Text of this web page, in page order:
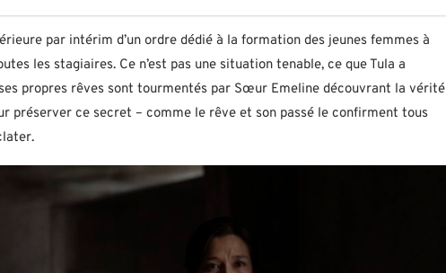
par intérim d’un ordre dédié à la formation des jeunes femmes à
les stagiaires. Ce n’est pas une situation tenable, ce que Tula a
propres rêves sont tourmentés par Sœur Emeline découvrant la vérité
préserver ce secret – comme le rêve et son passé le confirment tous